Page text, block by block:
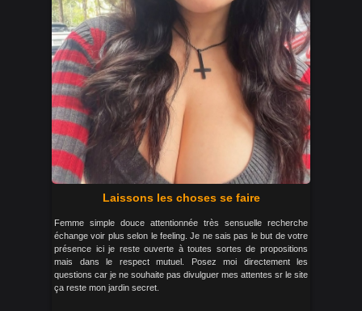
Laissons les choses se faire
Femme simple douce attentionnée très sensuelle recherche
échange voir plus selon le feeling. Je ne sais pas le but de votre
présence ici je reste ouverte à toutes sortes de propositions
mais dans le respect mutuel. Posez moi directement les
questions car je ne souhaite pas divulguer mes attentes sr le site
ça reste mon jardin secret.